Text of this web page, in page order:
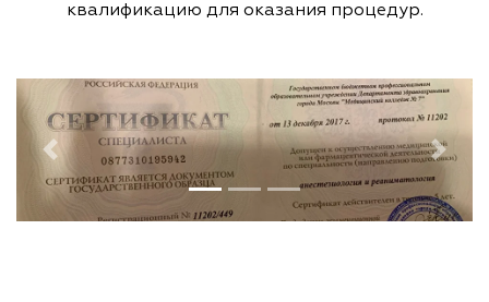
квалификацию для оказания процедур.
Previous Next